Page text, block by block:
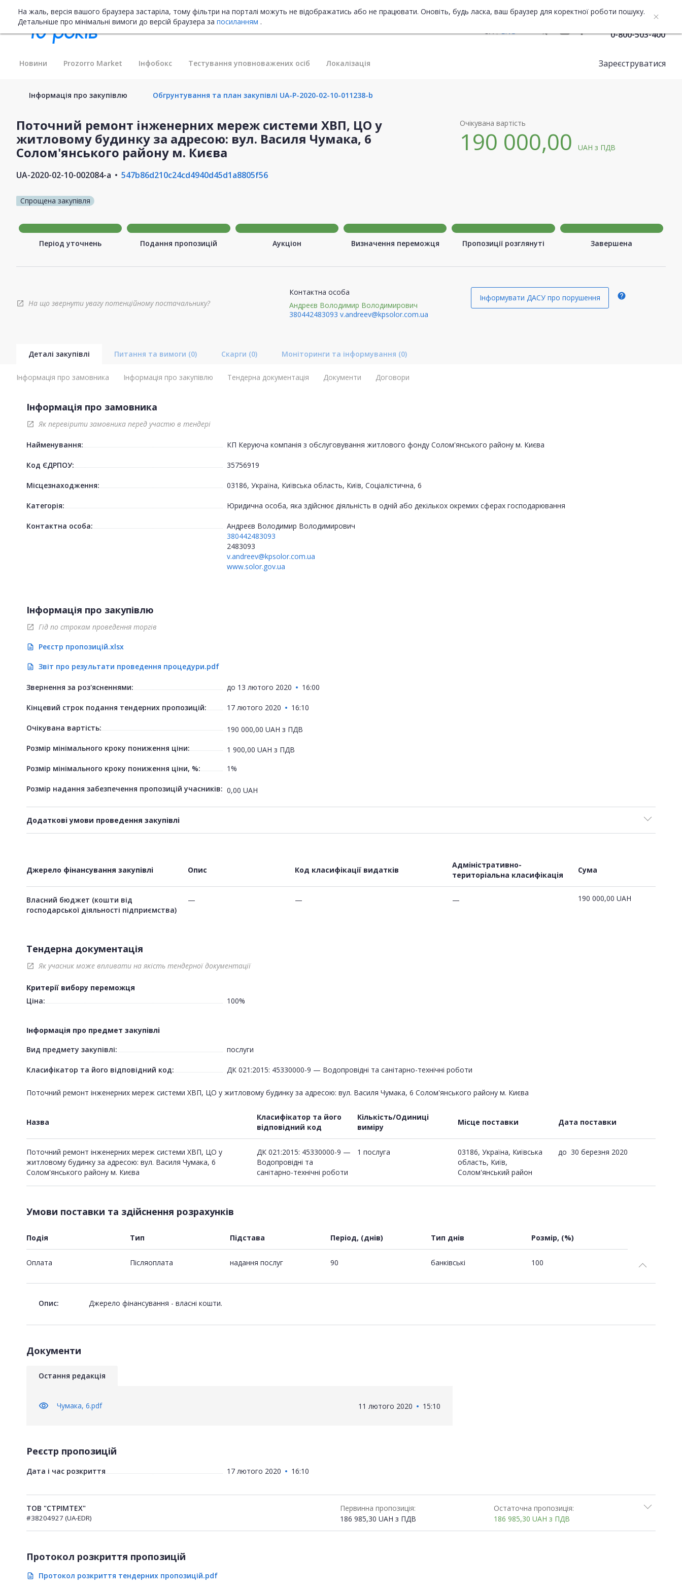
На жаль, версія вашого браузера застаріла, тому фільтри на порталі можуть не відображатись або не працювати. Оновіть, будь ласка, ваш браузер для коректної роботи пошуку.
Детальніше про мінімальні вимоги до версій браузера за посиланням .
UA
ENG 0-800-503-400
Новини Prozorro Market Інфобокс Тестування уповноважених осіб Локалізація Зареєструватися
Інформація про закупівлю Обгрунтування та план закупівлі UA-P-2020-02-10-011238-b
Поточний ремонт інженерних мереж системи ХВП, ЦО у
житловому будинку за адресою: вул. Василя Чумака, 6
Солом'янського району м. Києва
UA-2020-02-10-002084-a 547b86d210c24cd4940d45d1a8805f56
Спрощена закупівля
Очікувана вартість
190 000,00UAHз ПДВ
Період уточнень Подання пропозицій Аукціон Визначення переможця Пропозиції розглянуті Завершена
open_in_new На що звернути увагу потенційному постачальнику?
Контактна особа
Андреєв Володимир Володимирович
380442483093 v.andreev@kpsolor.com.ua
Інформувати ДАСУ про порушення help
Деталі закупівлі Питання та вимоги (0) Скарги (0) Моніторинги та інформування (0)
Інформація про замовника Інформація про закупівлю Тендерна документація Документи Договори
Інформація про замовника
open_in_new Як перевірити замовника перед участю в тендері
Найменування: КП Керуюча компанія з обслуговування житлового фонду Солом'янського району м. Києва
Код ЄДРПОУ: 35756919
Місцезнаходження: 03186, Україна, Київська область, Київ, Соціалістична, 6
Категорія: Юридична особа, яка здійснює діяльність в одній або декількох окремих сферах господарювання
Контактна особа:
Андреєв Володимир Володимирович
380442483093
2483093
v.andreev@kpsolor.com.ua
www.solor.gov.ua
Інформація про закупівлю
open_in_new Гід по строкам проведення торгів
description Реєстр пропозицій.xlsx
description Звіт про результати проведення процедури.pdf
Звернення за роз'ясненнями: до 13 лютого 2020 16:00
Кінцевий строк подання тендерних пропозицій: 17 лютого 2020 16:10
Очікувана вартість: 190 000,00 UAH з ПДВ
Розмір мінімального кроку пониження ціни:
1 900,00 UAH з ПДВ
Розмір мінімального кроку пониження ціни, %:
1%
Розмір надання забезпечення пропозицій учасників: 0,00 UAH
Додаткові умови проведення закупівлі
Джерело фінансування закупівлі Опис Код класифікації видатків
Адміністративно-
територіальна класифікація
Сума
Власний бюджет (кошти від
господарської діяльності підприємства)
— — — 190 000,00 UAH
Тендерна документація
open_in_new Як учасник може впливати на якість тендерної документації
Критерії вибору переможця
Ціна:
100%
Інформація про предмет закупівлі
Вид предмету закупівлі:
послуги
Класифікатор та його відповідний код: ДК 021:2015: 45330000-9 — Водопровідні та санітарно-технічні роботи
Поточний ремонт інженерних мереж системи ХВП, ЦО у житловому будинку за адресою: вул. Василя Чумака, 6 Солом'янського району м. Києва
Назва
Класифікатор та його
відповідний код
Кількість/Одиниці
виміру
Місце поставки Дата поставки
Поточний ремонт інженерних мереж системи ХВП, ЦО у
житловому будинку за адресою: вул. Василя Чумака, 6
Солом'янського району м. Києва
ДК 021:2015: 45330000-9 —
Водопровідні та
санітарно-технічні роботи
1 послуга
03186, Україна, Київська
область, Київ,
Солом'янський район
до 30 березня 2020
Умови поставки та здійснення розрахунків
Подія Тип Підстава Період, (днів) Тип днів Розмір, (%)
Оплата Пiсляоплата надання послуг 90 банківські 100
Опис: Джерело фінансування - власні кошти.
Документи
Остання редакція
visibility Чумака, 6.pdf 11 лютого 2020 15:10
Реєстр пропозицій
Дата і час розкриття 17 лютого 2020 16:10
ТОВ "СТРІМТЕХ"
#38204927 (UA-EDR)
Первинна пропозиція:
186 985,30 UAH з ПДВ
Остаточна пропозиція:
186 985,30UAHз ПДВ
Протокол розкриття пропозицій
description Протокол розкриття тендерних пропозицій.pdf